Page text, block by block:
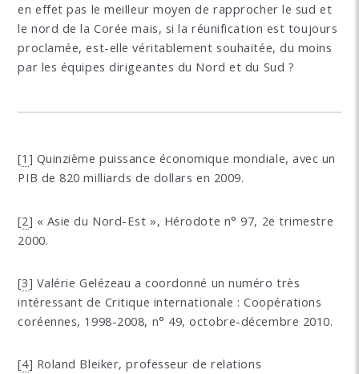
en effet pas le meilleur moyen de rapprocher le sud et
le nord de la Corée mais, si la réunification est toujours
proclamée, est-elle véritablement souhaitée, du moins
par les équipes dirigeantes du Nord et du Sud ?
[1 ] Quinzième puissance économique mondiale, avec un
PIB de 820 milliards de dollars en 2009.
[2] « Asie du Nord-Est », Hérodote n° 97, 2e trimestre
2000.
[3] Valérie Gelézeau a coordonné un numéro très
intéressant de Critique internationale : Coopérations
coréennes, 1998-2008, n° 49, octobre-décembre 2010.
[4] Roland Bleiker, professeur de relations